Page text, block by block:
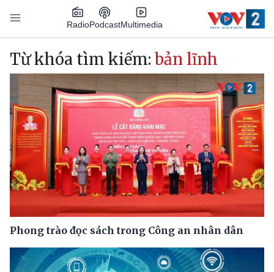
Nhảy đến nội dung
RadioPodcastMultimedia
Main navigation
Từ khóa tìm kiếm: bản lĩnh
Phong trào đọc sách trong Công an nhân dân